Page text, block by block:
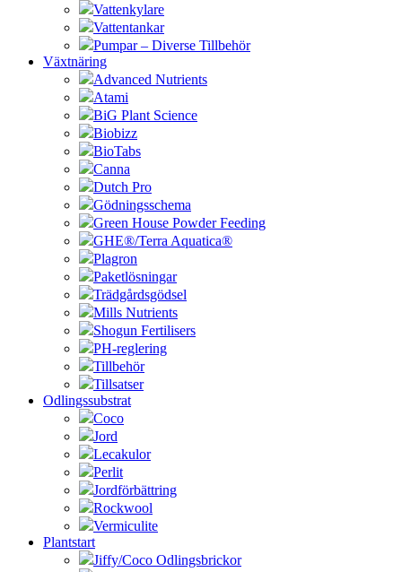
Vattenkylare
Vattentankar
Pumpar – Diverse Tillbehör
Växtnäring
Advanced Nutrients
Atami
BiG Plant Science
Biobizz
BioTabs
Canna
Dutch Pro
Gödningsschema
Green House Powder Feeding
GHE®/Terra Aquatica®
Plagron
Paketlösningar
Trädgårdsgödsel
Mills Nutrients
Shogun Fertilisers
PH-reglering
Tillbehör
Tillsatser
Odlingssubstrat
Coco
Jord
Lecakulor
Perlit
Jordförbättring
Rockwool
Vermiculite
Plantstart
Jiffy/Coco Odlingsbrickor